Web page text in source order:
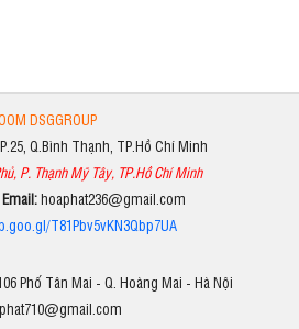
DSGGROUP
Q.Bình Thạnh, TP.Hồ Chí Minh
P. Thạnh Mỹ Tây, TP.Hồ Chí Minh
Email:hoaphat236@gmail.com
T81Pbv5vKN3Qbp7UA
Phố Tân Mai - Q. Hoàng Mai - Hà Nội